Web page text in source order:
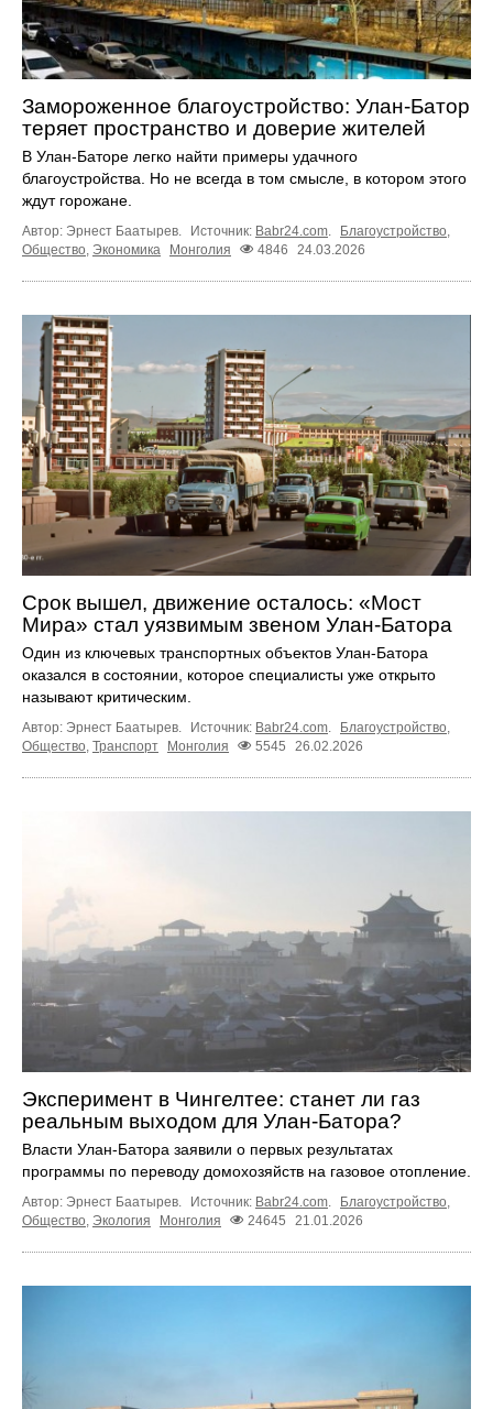
Замороженное благоустройство: Улан-Батор
теряет пространство и доверие жителей
В Улан-Баторе легко найти примеры удачного
благоустройства. Но не всегда в том смысле, в котором этого
ждут горожане.
Автор: Эрнест Баатырев. Источник: Babr24.com. Благоустройство,
Общество, Экономика Монголия 4846 24.03.2026
Срок вышел, движение осталось: «Мост
Мира» стал уязвимым звеном Улан-Батора
Один из ключевых транспортных объектов Улан-Батора
оказался в состоянии, которое специалисты уже открыто
называют критическим.
Автор: Эрнест Баатырев. Источник: Babr24.com. Благоустройство,
Общество, Транспорт Монголия 5545 26.02.2026
Эксперимент в Чингелтее: станет ли газ
реальным выходом для Улан-Батора?
Власти Улан-Батора заявили о первых результатах
программы по переводу домохозяйств на газовое отопление.
Автор: Эрнест Баатырев. Источник: Babr24.com Благоустройство
Общество Экология Монголия 24645 21.01.2026